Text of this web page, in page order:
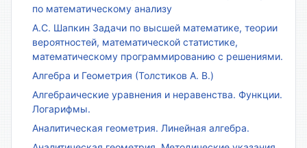
по математическому анализу
А.С. Шапкин Задачи по высшей математике, теории
вероятностей, математической статистике,
математическому программированию с решениями.
Алгебра и Геометрия (Толстиков А. В.)
Алгебраические уравнения и неравенства. Функции.
Логарифмы.
Аналитическая геометрия. Линейная алгебра.